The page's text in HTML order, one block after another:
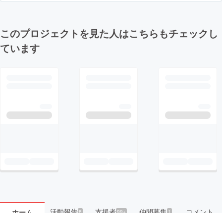
このプロジェクトを見た人はこちらもチェックし
ています